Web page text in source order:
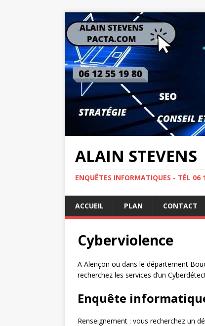
ALAIN STEVENS
ENQUÊTES INFORMATIQUES - TÉL
ACCUEIL PLAN CONTACT
Cyberviolence
A Alençon ou dans le département
recherchez les services d’un
Enquête
Renseignement : vous recherchez un